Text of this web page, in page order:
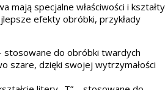
mają specjalne właściwości i kształty
efekty obróbki, przykłady
stosowane do obróbki twardych
szare, dzięki swojej wytrzymałości